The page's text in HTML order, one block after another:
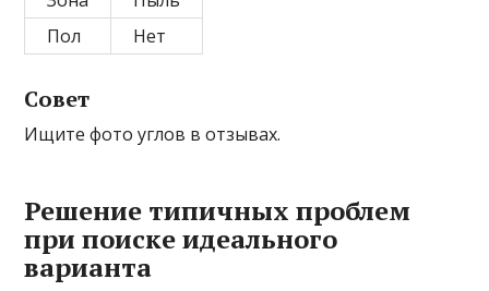
Пол
Нет
Совет
Ищите фото углов в отзывах.
Решение типичных проблем
при поиске идеального
варианта